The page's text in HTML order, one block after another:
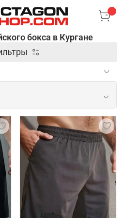
бокса в Кургане
товары для
которая
и комфорт во время
Основными элементами
перчатки, бинты для рук и
легких и дышащих